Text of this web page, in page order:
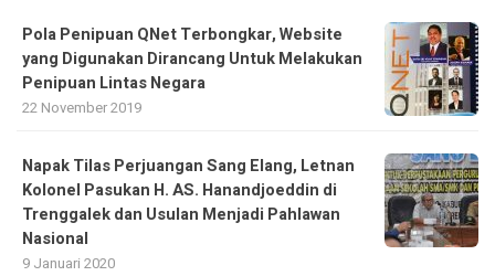
Pola Penipuan QNet Terbongkar, Website
yang Digunakan Dirancang Untuk Melakukan
Penipuan Lintas Negara
22 November 2019
Napak Tilas Perjuangan Sang Elang, Letnan
Kolonel Pasukan H. AS. Hanandjoeddin di
Trenggalek dan Usulan Menjadi Pahlawan
Nasional
9 Januari 2020